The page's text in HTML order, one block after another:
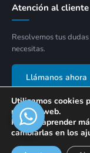
Atención al cliente
Resolvemos tus
necesitas.
Llámanos ahora
Utilizamos cookies
nuestra web.
Puedes aprender
cambiarlas en los